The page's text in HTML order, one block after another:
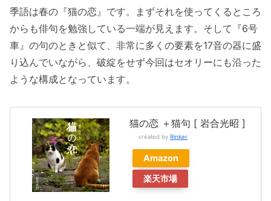
季語は春の『猫の恋』です。まずそれを使ってくるところ
からも俳句を勉強している一端が見えます。そして『6号
車』の句のときと似て、非常に多くの要素を17音の器に盛
り込んでいながら、破綻をせず今回はセオリーにも沿った
ような構成となっています。
猫の恋 ＋猫句 [ 岩合光昭 ]
created by Rinker
Amazon
楽天市場